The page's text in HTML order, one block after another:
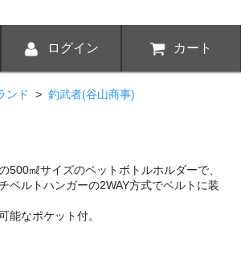
ログイン カート
ンド > 釣武者(谷山商事)
500㎖サイズのペットボトルホルダーで、
ベルトハンガーの2WAY方式でベルトに装
能なポケット付。